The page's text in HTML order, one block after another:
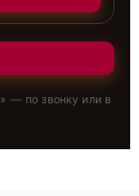
» — по звонку или в